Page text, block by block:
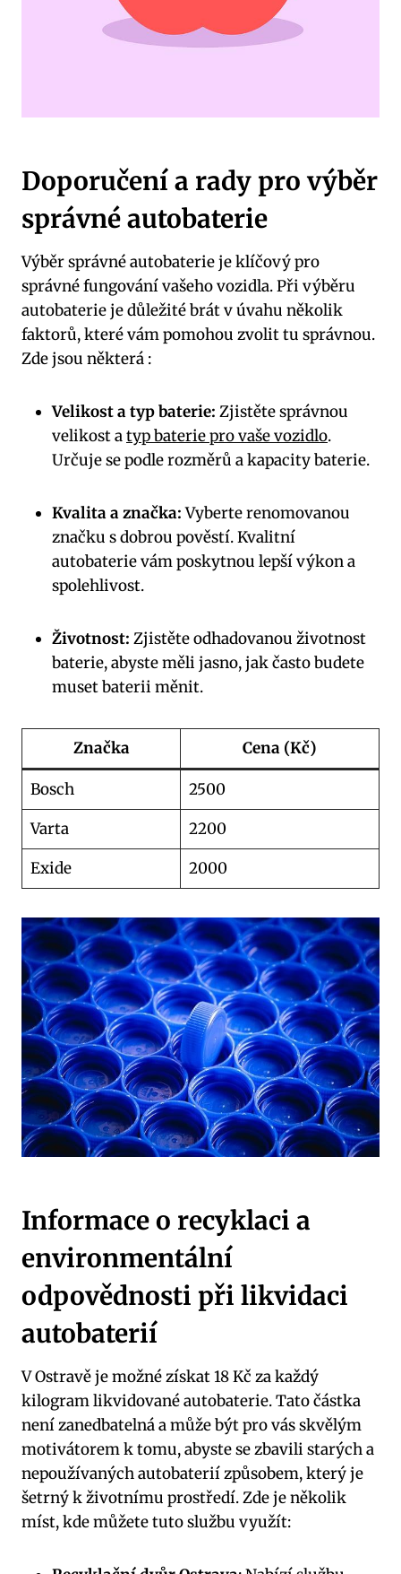
Doporučení a rady pro výběr
správné autobaterie
Výběr správné autobaterie je klíčový pro
správné fungování vašeho vozidla. Při výběru
autobaterie je důležité brát v úvahu několik
faktorů, které vám pomohou zvolit tu správnou.
Zde jsou některá :
Velikost a typ baterie: Zjistěte správnou
velikost atyp baterie pro vaše vozidlo.
Určuje se podle rozměrů a kapacity baterie.
Kvalita a značka:Vyberte renomovanou
značku s dobrou pověstí. Kvalitní
autobaterie vám poskytnou lepší výkon a
spolehlivost.
Životnost: Zjistěte odhadovanou životnost
baterie, abyste měli jasno, jak často budete
muset baterii měnit.
Značka Cena (Kč)
Bosch
2500
Varta
2200
Exide
2000
Informace o recyklaci a
environmentální
odpovědnosti při likvidaci
autobaterií
V Ostravě je možné získat 18 Kč za každý
kilogram likvidované autobaterie. Tato částka
není zanedbatelná a může být pro vás skvělým
motivátorem k tomu, abyste se zbavili starých a
nepoužívaných autobaterií způsobem, který je
šetrný k životnímu prostředí. Zde je několik
míst, kde můžete tuto službu využít: